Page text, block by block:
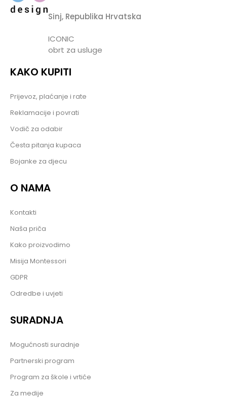
Sinj, Republika Hrvatska
ICONIC
obrt za usluge
KAKO KUPITI
Prijevoz, plaćanje i rate
Reklamacije i povrati
Vodič za odabir
Česta pitanja kupaca
Bojanke za djecu
O NAMA
Kontakti
Naša priča
Kako proizvodimo
Misija Montessori
GDPR
Odredbe i uvjeti
SURADNJA
Mogućnosti suradnje
Partnerski program
Program za škole i vrtiće
Za medije